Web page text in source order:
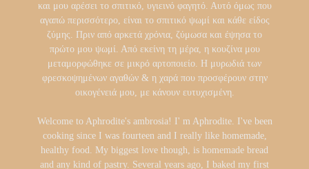
και μου αρέσει το σπιτικό, υγιεινό φαγητό. Αυτό όμως που
αγαπώ περισσότερο, είναι το σπιτικό ψωμί και κάθε είδος
ζύμης. Πριν από αρκετά χρόνια, ζύμωσα και έψησα το
πρώτο μου ψωμί. Από εκείνη τη μέρα, η κουζίνα μου
μεταμορφώθηκε σε μικρό αρτοποιείο. Η μυρωδιά των
φρεσκοψημένων αγαθών & η χαρά που προσφέρουν στην
οικογένειά μου, με κάνουν ευτυχισμένη.
Welcome to Aphrodite's ambrosia! I' m Aphrodite. I've been
cooking since I was fourteen and I really like homemade,
healthy food. My biggest love though, is homemade bread
and any kind of pastry. Several years ago, I baked my first